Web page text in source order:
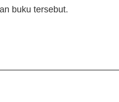
buku tersebut.